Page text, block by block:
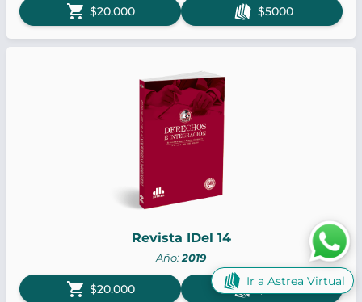
shopping_cart $20.000 $5000
Revista IDel 14
Año:2019
shopping_cart $20.000 $5000
Ir a Astrea Virtual